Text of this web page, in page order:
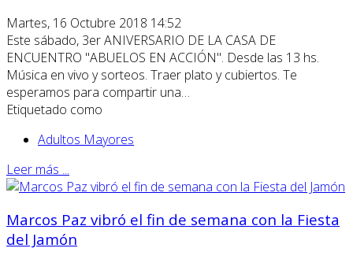
Martes, 16 Octubre 2018 14:52
Este sábado, 3er ANIVERSARIO DE LA CASA DE
ENCUENTRO "ABUELOS EN ACCIÓN". Desde las 13 hs.
Música en vivo y sorteos. Traer plato y cubiertos. Te
esperamos para compartir una…
Etiquetado como
Adultos Mayores
Leer más ...
Marcos Paz vibró el fin de semana con la Fiesta
del Jamón